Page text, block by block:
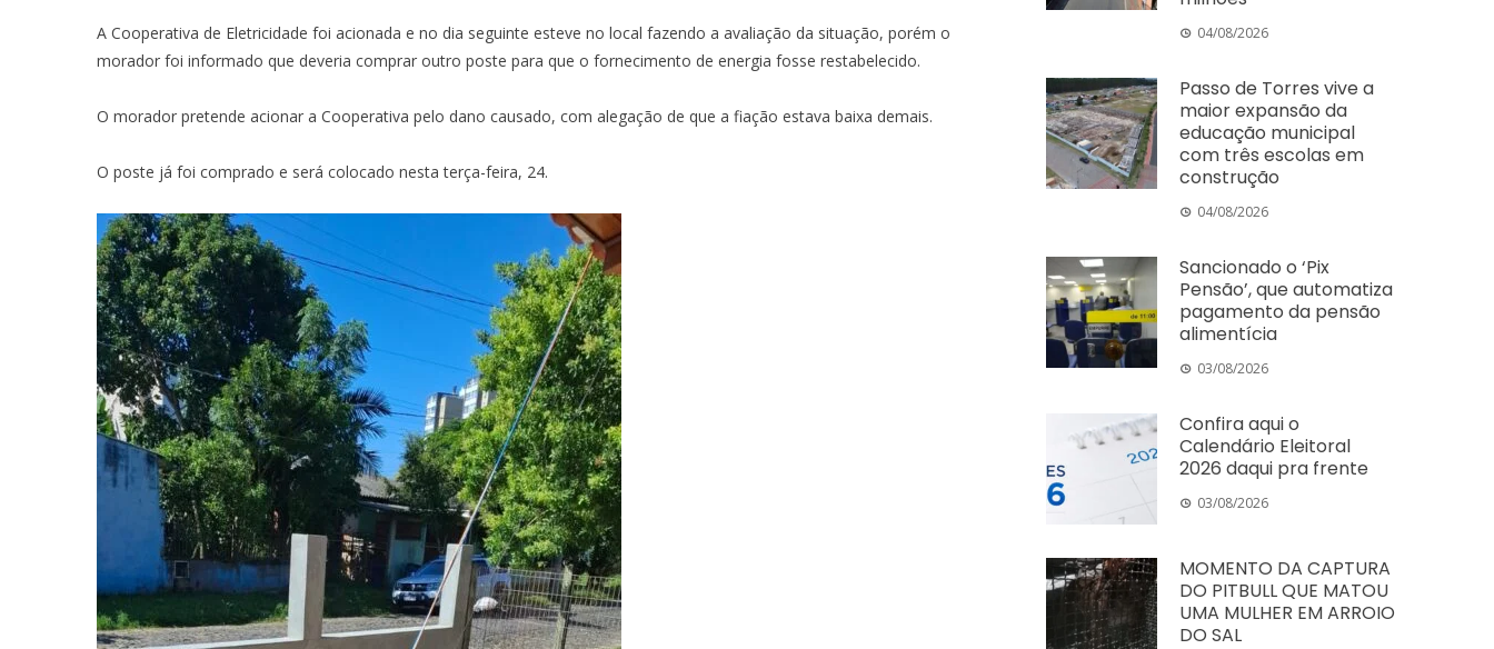
A Cooperativa de Eletricidade foi acionada e no dia seguinte esteve no local fazendo a avaliação da situação, porém o
morador foi informado que deveria comprar outro poste para que o fornecimento de energia fosse restabelecido.
O morador pretende acionar a Cooperativa pelo dano causado, com alegação de que a fiação estava baixa demais.
O poste já foi comprado e será colocado nesta terça-feira, 24.
04/08/2026
Passo de Torres vive a
maior expansão da
educação municipal
com três escolas em
construção
04/08/2026
Sancionado o ‘Pix
Pensão’, que automatiza
pagamento da pensão
alimentícia
03/08/2026
Confira aqui o
Calendário Eleitoral
2026 daqui pra frente
03/08/2026
MOMENTO DA CAPTURA
DO PITBULL QUE MATOU
UMA MULHER EM ARROIO
DO SAL